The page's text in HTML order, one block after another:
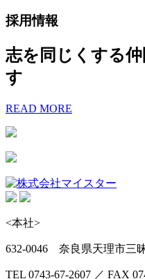
採用情報
志を同じくする
す
READ MORE
<本社>
632-0046 奈良県天理市三
TEL 0743-67-2607 ／ FAX